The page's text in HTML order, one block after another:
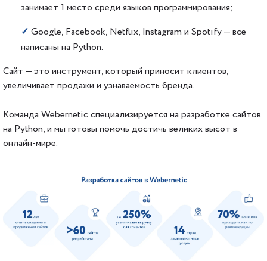
занимает 1 место среди языков программирования;
✓ Google, Facebook, Netflix, Instagram и Spotify — все
написаны на Python.
Сайт — это инструмент, который приносит клиентов,
увеличивает продажи и узнаваемость бренда.
Команда Webernetic специализируется на разработке сайтов
на Python, и мы готовы помочь достичь великих высот в
онлайн-мире.